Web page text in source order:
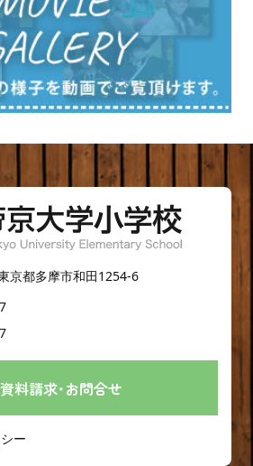
京都多摩市和田1254-6
資料請求･お問合せ
ー